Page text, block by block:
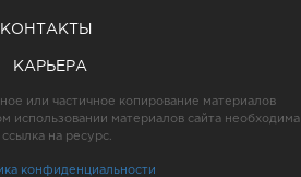
КОНТАКТЫ
КАРЬЕРА
или частичное копирование материалов
использовании материалов сайта необходима
ссылка на ресурс.
конфиденциальности